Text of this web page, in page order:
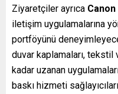
Ziyaretçiler ayrıca
iletişim uygulamalarına
portföyünü
duvar kaplamaları, tekstil
kadar uzanan
baskı hizmeti